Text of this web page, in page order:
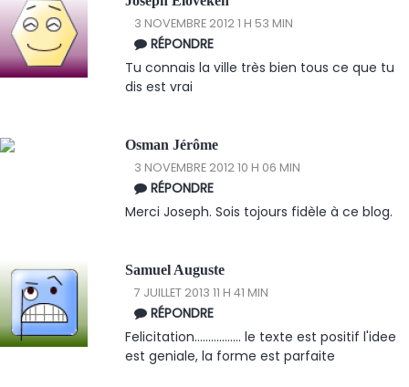
3 NOVEMBRE 2012 1 H 53 MIN
RÉPONDRE
Tu connais la ville très bien tous ce que tu
dis est vrai
Osman Jérôme
3 NOVEMBRE 2012 10 H 06 MIN
RÉPONDRE
Merci Joseph. Sois tojours fidèle à ce blog.
Samuel Auguste
7 JUILLET 2013 11 H 41 MIN
RÉPONDRE
Felicitation................. le texte est positif l'idee
est geniale, la forme est parfaite